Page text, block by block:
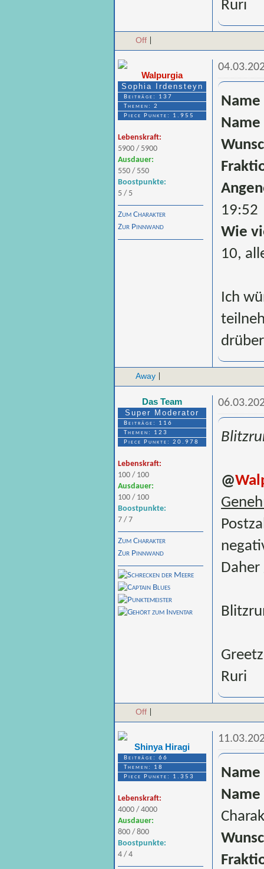
Ruri
Off
Walpurgia
Sophia Irdensteyn
Beiträge: 137
Themen: 2
Piece Punkte: 1.955
Lebenskraft:
5900 / 5900
Ausdauer:
550 / 550
Boostpunkte:
5 / 5
Zum Charakter
Zur Pinnwand
Name
Name
19:52
Wie
10,
Ich
Away
Das Team
Super Moderator
Beiträge: 116
Themen: 123
Piece Punkte: 20.978
Lebenskraft:
100 / 100
Ausdauer:
100 / 100
Boostpunkte:
7 / 7
Zum Charakter
Zur Pinnwand
@
Ruri
Off
Shinya Hiragi
Beiträge: 66
Themen: 18
Piece Punkte: 1.353
Lebenskraft:
4000 / 4000
Ausdauer:
800 / 800
Boostpunkte:
4 / 4
Name
Name